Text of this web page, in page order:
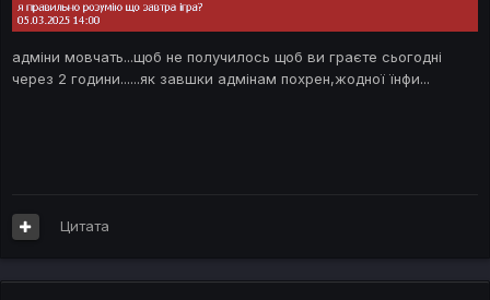
адміни мовчать...щоб не получилось щоб ви граєте сьогодні
через 2 години......як завшки адмінам похрен,жодної їнфи...
Цитата